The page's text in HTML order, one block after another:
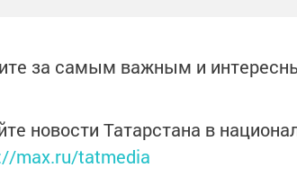
за самым важным и
новости Татарстана в
max.ru/tatmedia